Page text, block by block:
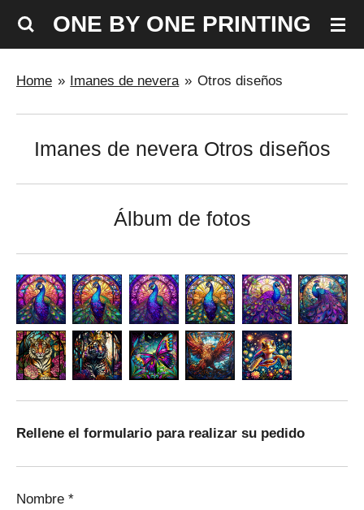
principal
ONE BY ONE PRINTING
Home » Imanes de nevera » Otros diseños
Imanes de nevera Otros diseños
Álbum de fotos
Rellene el formulario para realizar su pedido
Nombre *